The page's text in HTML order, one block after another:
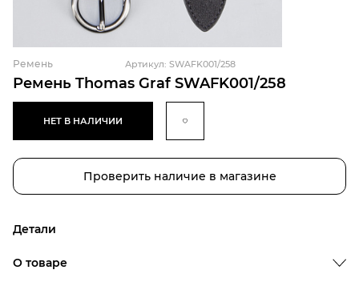
Ремень Thomas Graf SWAFK001/258
Ремень Артикул: SWAFK001/258
НЕТ В НАЛИЧИИ
Проверить наличие в магазине
Детали
О товаре